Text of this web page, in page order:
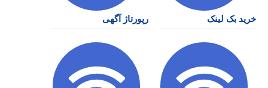
خرید بک لینک رپورتاژ آگهی